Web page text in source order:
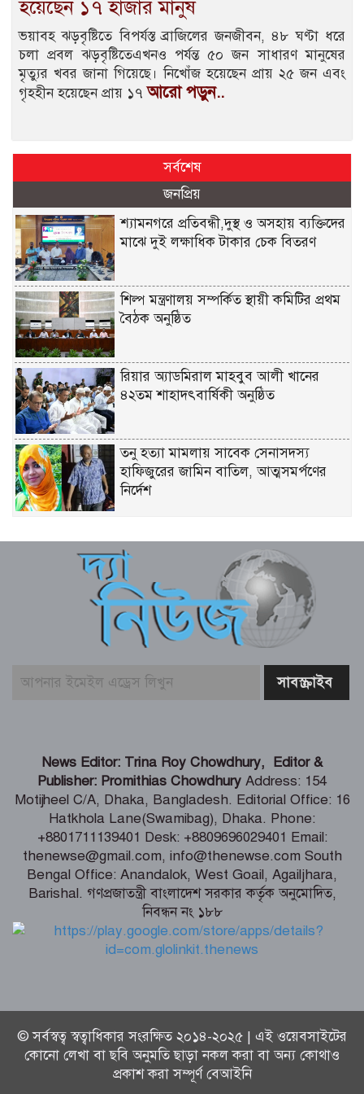
হয়েছেন ১৭ হাজার মানুষ
ভয়াবহ ঝড়বৃষ্টিতে বিপর্যস্ত ব্রাজিলের জনজীবন, ৪৮ ঘণ্টা ধরে
চলা প্রবল ঝড়বৃষ্টিতেএখনও পর্যন্ত ৫০ জন সাধারণ মানুষের
মৃত্যুর খবর জানা গিয়েছে। নিখোঁজ হয়েছেন প্রায় ২৫ জন এবং
গৃহহীন হয়েছেন প্রায় ১৭আরো পড়ুন..
সর্বশেষ
জনপ্রিয়
শ্যামনগরে প্রতিবন্ধী,দুস্থ ও অসহায় ব্যক্তিদের
মাঝে দুই লক্ষাধিক টাকার চেক বিতরণ
শিল্প মন্ত্রণালয় সম্পর্কিত স্থায়ী কমিটির প্রথম
বৈঠক অনুষ্ঠিত
রিয়ার অ্যাডমিরাল মাহবুব আলী খানের
৪২তম শাহাদৎবার্ষিকী অনুষ্ঠিত
তনু হত্যা মামলায় সাবেক সেনাসদস্য
হাফিজুরের জামিন বাতিল, আত্মসমর্পণের
নির্দেশ
যুবকের মৃত্যু
পাইকগাছায় ছাত্র ও দরিদ্র মানুষের মাঝে
সাইকেল, সেলাই মেশিন ও ভ্যান বিতরণ
মার্কিন প্রশান্ত মহাসাগরীয় নৌবহর
কমান্ডারের বাংলাদেশ সফর শেষ
ভারতীয় হাইক‌মিশনা‌রের স‌ঙ্গে আইএবিডির
প্রতি‌নি‌ধিদ‌লের সাক্ষাৎ
গ্যাস-বিদ্যুৎ সংকটের জবাব চেয়ে
প্রধানমন্ত্রীর কাছে স্মারকলিপি ১১ দলের
পররাষ্ট্রমন্ত্রীর কা‌ছে ইউএনডিপির আবাসিক
প্রতিনিধির পরিচয়পত্র পেশ
News Editor: Trina Roy Chowdhury, Editor &
Publisher: Promithias Chowdhury Address: 154
Motijheel C/A, Dhaka, Bangladesh. Editorial Office: 16
Hatkhola Lane(Swamibag), Dhaka. Phone:
+8801711139401 Desk: +8809696029401 Email:
thenewse@gmail.com, info@thenewse.com South
Bengal Office: Anandalok, West Goail, Agailjhara,
Barishal. গণপ্রজাতন্ত্রী বাংলাদেশ সরকার কর্তৃক অনুমোদিত,
নিবন্ধন নং ১৮৮
© সর্বস্বত্ব স্বত্বাধিকার সংরক্ষিত ২০১৪-২০২৫ | এই ওয়েবসাইটের
কোনো লেখা বা ছবি অনুমতি ছাড়া নকল করা বা অন্য কোথাও
প্রকাশ করা সম্পূর্ণ বেআইনি